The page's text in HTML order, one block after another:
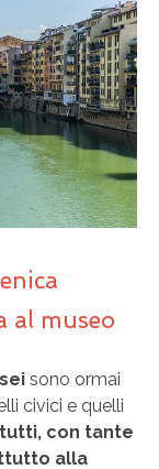
al museo
sono ormai
civici e quelli
con tante
alla